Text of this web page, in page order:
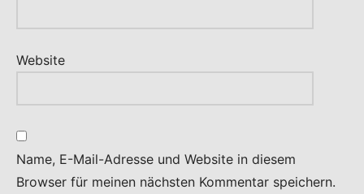
Website
Name, E-Mail-Adresse und Website in diesem
Browser für meinen nächsten Kommentar speichern.